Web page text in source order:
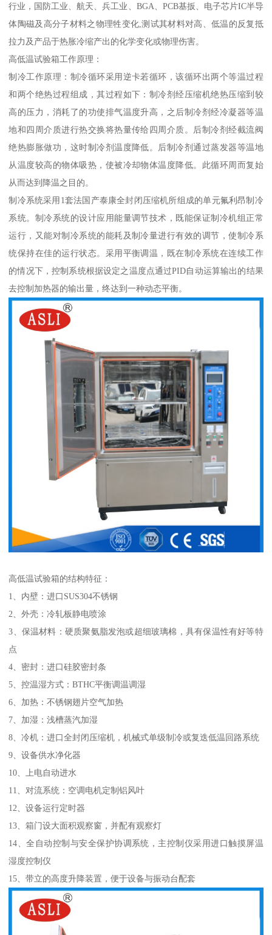
行业，国防工业、航天、兵工业、BGA、PCB基扳、电子芯片IC半导
体陶磁及高分子材料之物理牲变化,测试其材料对高、低温的反复抵
拉力及产品于热胀冷缩产出的化学变化或物理伤害。
高低温试验箱工作原理：
制冷工作原理：制冷循环采用逆卡若循环，该循环出两个等温过程
和两个绝热过程组成，其过程如下：制冷剂经压缩机绝热压缩到较
高的压力，消耗了的功使排气温度升高，之后制冷剂经冷凝器等温
地和四周介质进行热交换将热量传给四周介质。后制冷剂经截流阀
绝热膨胀做功，这时制冷剂温度降低。后制冷剂通过蒸发器等温地
从温度较高的物体吸热，使被冷却物体温度降低。此循环周而复始
从而达到降温之目的。
制冷系统采用1套法国产泰康全封闭压缩机所组成的单元氟利昂制冷
系统。制冷系统的设计应用能量调节技术，既能保证制冷机组正常
运行，又能对制冷系统的能耗及制冷量进行有效的调节，使制冷系
统保持在佳的运行状态。采用平衡调温，既在制冷系统在连续工作
的情况下，控制系统根据设定之温度点通过PID自动运算输出的结果
去控制加热器的输出量，终达到一种动态平衡。
高低温试验箱的结构特征：
1、内壁：进口SUS304不锈钢
2、外壳：冷轧板静电喷涂
3、保温材料：硬质聚氨脂发泡或超细玻璃棉，具有保温性有好等特
点
4、密封：进口硅胶密封条
5、控温湿方式：BTHC平衡调温调湿
6、加热：不锈钢翅片空气加热
7、加湿：浅槽蒸汽加湿
8、冷机：进口全封闭压缩机，机械式单级制冷或复迭低温回路系统
9、设备供水净化器
10、上电自动进水
11、对流系统：空调电机定制铝风叶
12、设备运行定时器
13、箱门设大面积观察窗，并配有观察灯
14、全自动控制与安全保护协调系统，主控制仪采用进口触摸屏温
湿度控制仪
15、带立的高度升降装置，便于设备与振动台配套